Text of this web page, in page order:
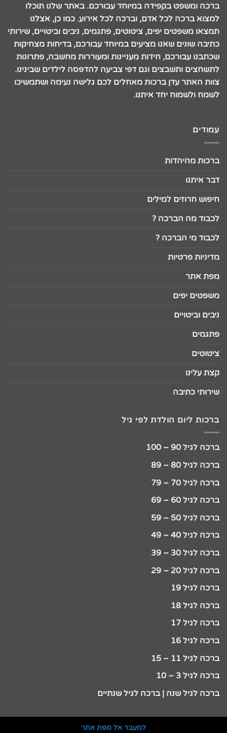
ברכה ומשפט בקפידה במיוחד עבורכם. באתר שלנו תוכלו
למצוא ברכה לכל אדם, וברכה לכל אירוע. כמו כן, אצלנו
תמצאו משפטים יפים, ציטוטים, פתגמים, ניבים וביטויים, שירותי
כתיבה שונים שאנו מציעים במיוחד עבורכם, בדיחות מצחיקות
שכתבנו עבורכם, חידות מעניינות ומעוררות מחשבה, פתרונות
לתשחצים ותשבצים וגם דפי צביעה להדפסה לילדים שבינינו.
צוות האתר עדן ברכות מאחלים לכם גלישה נעימה ושתמשיכו
לשמח ולשמוח יחד איתנו.
עמודים
ברכות מהיהדות
דבר איתנו
חיפוש חרוזים למילים
לכבוד מה הברכה ?
לכבוד מי הברכה ?
מדיניות פרטיות
מפת אתר
משפטים יפים
ניבים וביטויים
פתגמים
ציטוטים
קצת עלינו
שירותי כתיבה
ברכות ליום הולדת לפי גיל
ברכה לגיל 90 – 100
ברכה לגיל 80 – 89
ברכה לגיל 70 – 79
ברכה לגיל 60 – 69
ברכה לגיל 50 – 59
ברכה לגיל 40 – 49
ברכה לגיל 30 – 39
ברכה לגיל 20 – 29
ברכה לגיל 19
ברכה לגיל 18
ברכה לגיל 17
ברכה לגיל 16
ברכה לגיל 11 – 15
ברכה לגיל 3 – 10
ברכה לגיל שנה | ברכה לגיל שנתיים
למעבר אל מפת אתר